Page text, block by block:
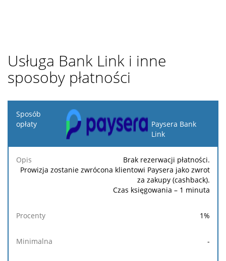
Usługa Bank Link i inne
sposoby płatności
Sposób
opłaty
Opis Procenty Minimalna Maksymalna
Paysera Bank
Link
Brak rezerwacji płatności.
Prowizja zostanie zwrócona klientowi Paysera jako zwrot
za zakupy (cashback).
Czas księgowania – 1 minuta
1%
-